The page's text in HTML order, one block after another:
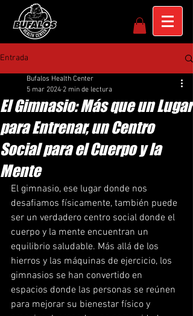
Entrada
El Gimnasio: Más que un Lugar
para Entrenar, un Centro
Social para el Cuerpo y la
Mente
Bufalos Health Center
5 mar 2024 2 min de lectura
El gimnasio, ese lugar donde nos
desafiamos físicamente, también puede
ser un verdadero centro social donde el
cuerpo y la mente encuentran un
equilibrio saludable. Más allá de los
hierros y las máquinas de ejercicio, los
gimnasios se han convertido en
espacios donde las personas se reúnen
para mejorar su bienestar físico y